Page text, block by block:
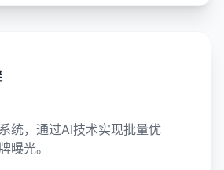
统，通过AI技术实现批量优
曝光。